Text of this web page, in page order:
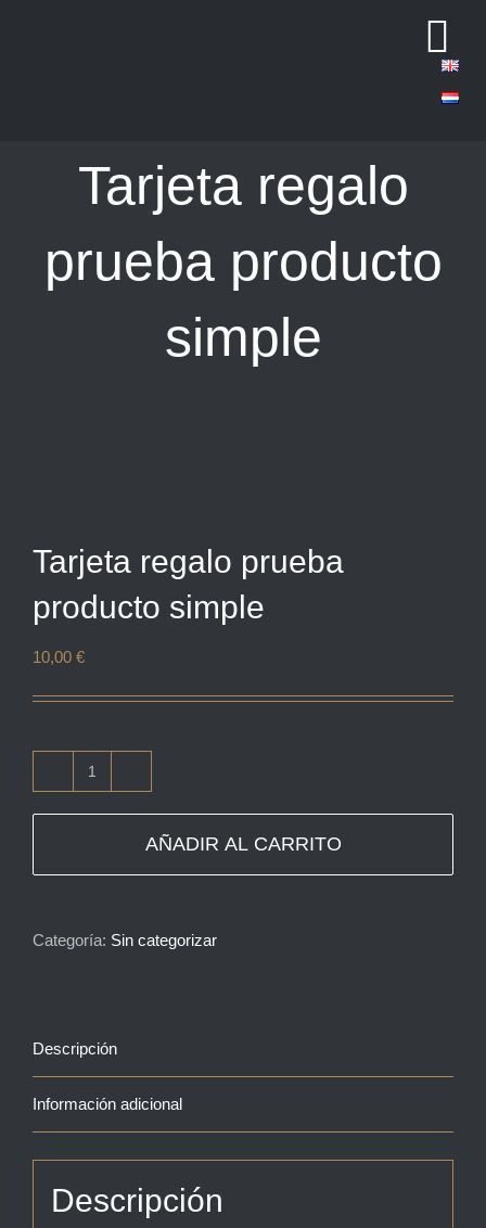
Tarjeta regalo
prueba producto
simple
Tarjeta regalo prueba
producto simple
10,00 €
regalo
cantidad
AÑADIR AL CARRITO
Categoría: Sin categorizar
Descripción
Información adicional
Descripción